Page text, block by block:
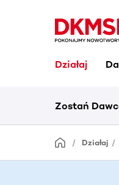
Działaj
Zostań
Działaj